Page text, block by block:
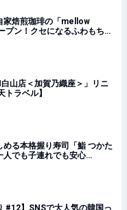
家焙煎珈琲の「mellow
プン！クセになるふわもち食
性抜群♪【NEW OPEN】 - 週
山店＜加賀乃織座＞」リニ
トラベル】
める本格握り寿司「鮨 つかた
人でも子連れでも安心
金沢。
#12】SNSで大人気の韓国っ